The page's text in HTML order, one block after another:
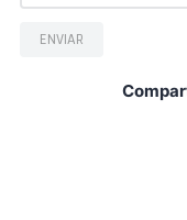
ENVIAR